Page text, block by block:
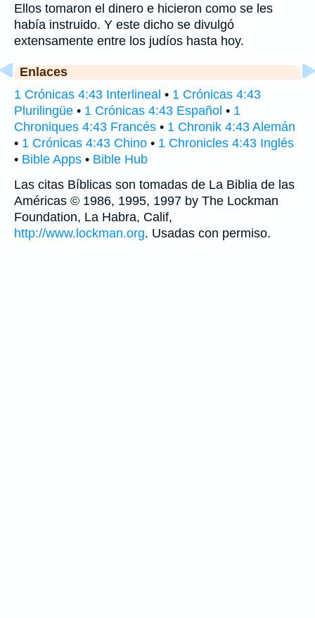
Ellos tomaron el dinero e hicieron como se les
había instruido. Y este dicho se divulgó
extensamente entre los judíos hasta hoy.
Enlaces
1 Crónicas 4:43 Interlineal • 1 Crónicas 4:43
Plurilingüe • 1 Crónicas 4:43 Español • 1
Chroniques 4:43 Francés • 1 Chronik 4:43 Alemán
• 1 Crónicas 4:43 Chino • 1 Chronicles 4:43 Inglés
• Bible Apps • Bible Hub
Las citas Bíblicas son tomadas de La Biblia de las
Américas © 1986, 1995, 1997 by The Lockman
Foundation, La Habra, Calif,
http://www.lockman.org. Usadas con permiso.